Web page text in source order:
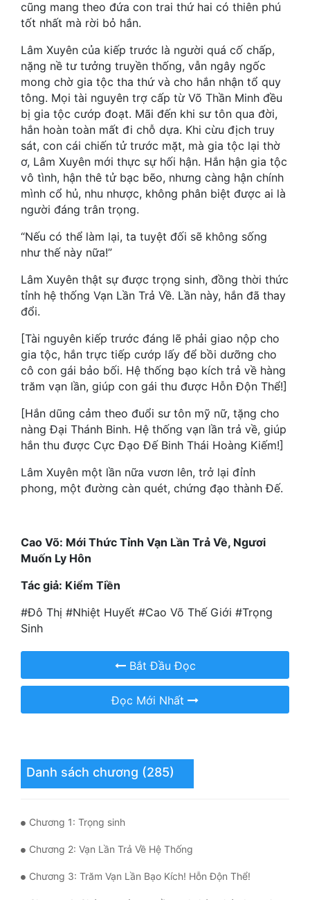
Học Đường
Khoa Huyễn
Khoa Huyễn Không Gian
Kinh Dị
Kiếm Hiệp
Kỳ Huyễn
Kỳ Ảo
Làm Giàu
Lịch Sử
Mưu Mô
Mạt Thế
Mỹ Thực
Ngôn Tình
Ngược
Nữ Cường
Nữ Phụ
Phản Phái
Quan Trường
Quân Sự
Tiểu Thuyết
cũng mang theo đứa con trai thứ hai có thiên phú
tốt nhất mà rời bỏ hắn.
Lâm Xuyên của kiếp trước là người quá cố chấp,
nặng nề tư tưởng truyền thống, vẫn ngây ngốc
mong chờ gia tộc tha thứ và cho hắn nhận tổ quy
tông. Mọi tài nguyên trợ cấp từ Võ Thần Minh đều
bị gia tộc cướp đoạt. Mãi đến khi sư tôn qua đời,
hắn hoàn toàn mất đi chỗ dựa. Khi cừu địch truy
sát, con cái chiến tử trước mặt, mà gia tộc lại thờ
ơ, Lâm Xuyên mới thực sự hối hận. Hắn hận gia tộc
vô tình, hận thê tử bạc bẽo, nhưng càng hận chính
mình cổ hủ, nhu nhược, không phân biệt được ai là
người đáng trân trọng.
“Nếu có thể làm lại, ta tuyệt đối sẽ không sống
như thế này nữa!”
Lâm Xuyên thật sự được trọng sinh, đồng thời thức
tỉnh hệ thống Vạn Lần Trả Về. Lần này, hắn đã thay
đổi.
[Tài nguyên kiếp trước đáng lẽ phải giao nộp cho
gia tộc, hắn trực tiếp cướp lấy để bồi dưỡng cho
cô con gái bảo bối. Hệ thống bạo kích trả về hàng
trăm vạn lần, giúp con gái thu được Hỗn Độn Thể!]
[Hắn dũng cảm theo đuổi sư tôn mỹ nữ, tặng cho
nàng Đại Thánh Binh. Hệ thống vạn lần trả về, giúp
hắn thu được Cực Đạo Đế Binh Thái Hoàng Kiếm!]
Lâm Xuyên một lần nữa vươn lên, trở lại đỉnh
phong, một đường càn quét, chứng đạo thành Đế.
Cao Võ: Mới Thức Tỉnh Vạn Lần Trả Về, Ngươi
Muốn Ly Hôn
Tác giả: Kiểm Tiền
#Đô Thị #Nhiệt Huyết #Cao Võ Thế Giới #Trọng
Sinh
Bắt Đầu Đọc
Đọc Mới Nhất
Danh sách chương (285)
Chương 1: Trọng sinh
Chương 2: Vạn Lần Trả Về Hệ Thống
Chương 3: Trăm Vạn Lần Bạo Kích! Hỗn Độn Thể!